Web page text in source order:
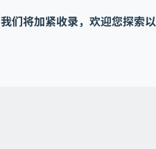
我们将加紧收录，欢迎您探索以